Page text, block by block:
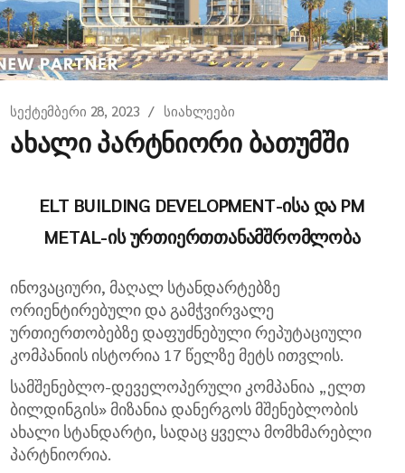
სექტემბერი 28, 2023 სიახლეები
ახალი პარტნიორი ბათუმში
ELT BUILDING DEVELOPMENT-ისა და PM
METAL-ის ურთიერთთანამშრომლობა
ინოვაციური, მაღალ სტანდარტებზე
ორიენტირებული და გამჭვირვალე
ურთიერთობებზე დაფუძნებული რეპუტაციული
კომპანიის ისტორია 17 წელზე მეტს ითვლის.
სამშენებლო-დეველოპერული კომპანია „ელთ
ბილდინგის» მიზანია დანერგოს მშენებლობის
ახალი სტანდარტი, სადაც ყველა მომხმარებლი
პარტნიორია.